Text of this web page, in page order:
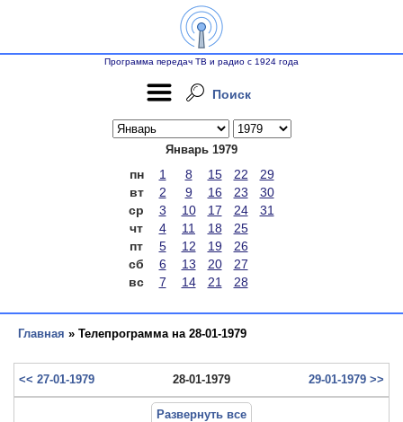
Программа передач ТВ и радио с 1924 года
Поиск
Январь 1979
пн 1 8 15 22
29
вт
2 9 16 23
30
ср
3 10 17 24
31
чт
4 11 18
25
пт
5 12 19
26
сб
6 13 20
27
вс
7 14 21 28
Главная » Телепрограмма на 28-01-1979
<< 27-01-1979 28-01-1979 29-01-1979 >>
Развернуть все